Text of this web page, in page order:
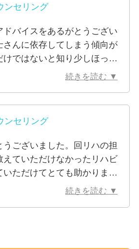
障害の悩み
の悩み
悩み
づらい、もしくは話せる人がいな
でいる方は是非、ご相談下さい。
ンセリング
ドバイスをあるがとうござい
さんに依存してしまう傾向が
けではないと知り少しほっと
続きを読む ▼
ンセリング
うございました。回リハの担
えていただけなかったリハビ
いただけてとても助かりまし
すが無理ない範囲でやってい
続きを読む ▼